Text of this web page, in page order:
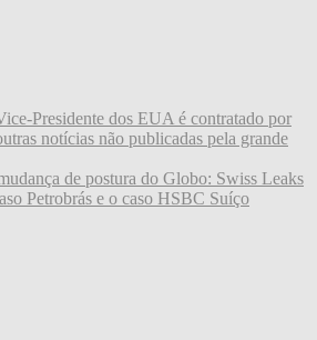
Presidente dos EUA é contratado por
notícias não publicadas pela grande
de postura do Globo: Swiss Leaks
Petrobrás e o caso HSBC Suíço